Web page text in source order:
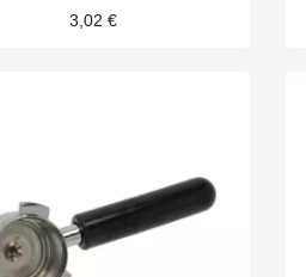
3,02 €